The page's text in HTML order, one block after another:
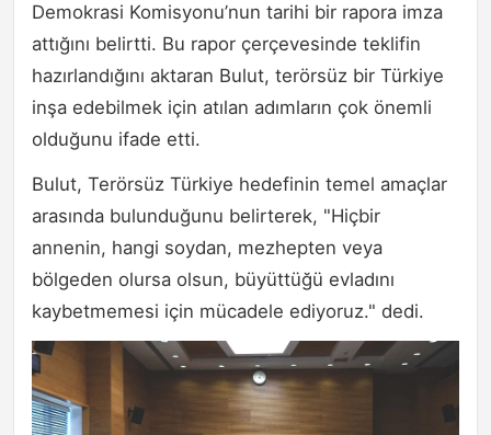
Demokrasi Komisyonu’nun tarihi bir rapora imza
attığını belirtti. Bu rapor çerçevesinde teklifin
hazırlandığını aktaran Bulut, terörsüz bir Türkiye
inşa edebilmek için atılan adımların çok önemli
olduğunu ifade etti.
Bulut, Terörsüz Türkiye hedefinin temel amaçlar
arasında bulunduğunu belirterek, "Hiçbir
annenin, hangi soydan, mezhepten veya
bölgeden olursa olsun, büyüttüğü evladını
kaybetmemesi için mücadele ediyoruz." dedi.